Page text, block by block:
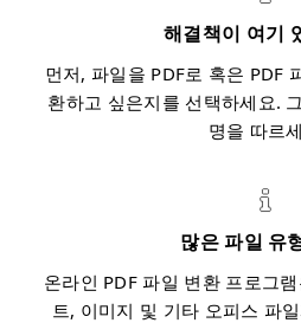
해결책이 여기
먼저, 파일을 PDF로 혹은 PDF
환하고 싶은지를 선택하세요.
명을 따르
많은 파일 유
온라인 PDF 파일 변환 프로그
트, 이미지 및 기타 오피스 파